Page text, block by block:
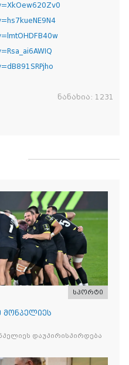
ნანახია: 1231
სპორტი
მონპელიეს
დაუპირისპირდება